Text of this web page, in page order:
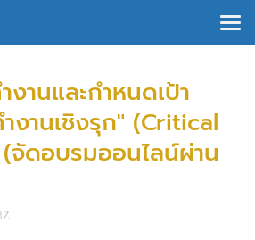
งานและกำหนดเป้า
งานเชิงรุก" (Critical
จัดอบรมออนไลน์ผ่าน
×